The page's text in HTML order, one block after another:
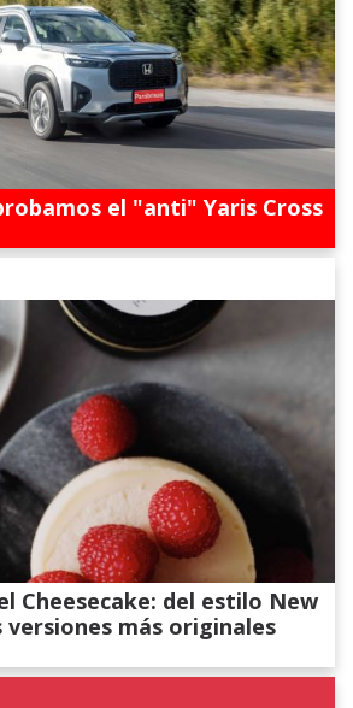
el "anti" Yaris Cross
Cheesecake: del estilo New
versiones más originales